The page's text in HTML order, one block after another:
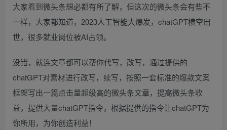
大家看到微头条想必都有所了解，但这次的微头条会有些不
一样，大家都知道，2023人工智能大爆发，chatGPT横空出
世，很多就业岗位被AI占领。
没错，就连文章都可以帮你代写，改写，通过提供的
chatGPT对素材进行改写，续写，按照一套标准的爆款文案
框架写出一篇点击量超级高的微头条文章，提高微头条收
益，提供大量chatGPT指令，根据提供的指令让chatGPT为
你所用，为你创造利益！